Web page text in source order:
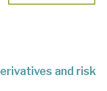
and risk